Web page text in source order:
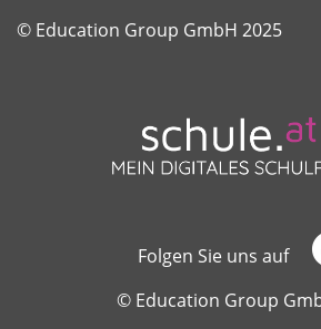
​​​​​​​© Education Group GmbH 2025
Folgen Sie uns auf
​​​​​​​© Education Group